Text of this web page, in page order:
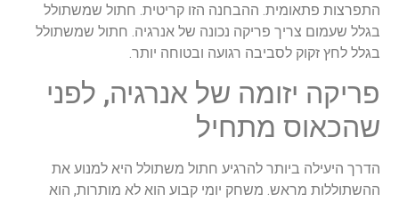
התפרצות פתאומית ההבחנה הזו קריטית חתול שמשתולל
בגלל שעמום צריך פריקה נכונה של אנרגיה חתול שמשתולל
בגלל לחץ זקוק לסביבה רגועה ובטוחה יותר
פריקה יזומה של אנרגיה, לפני
שהכאוס מתחיל
הדרך היעילה ביותר להרגיע חתול משתולל היא למנוע את
ההשתוללות מראש. משחק יומי קבוע הוא לא מותרות, הוא